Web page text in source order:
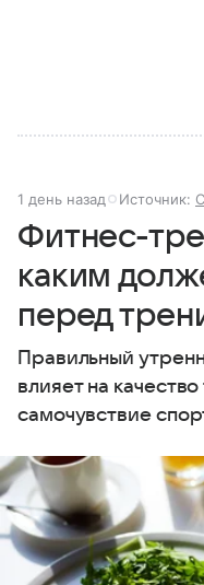
1 день назад Источник:
Фитнес-
каким
перед
Правильный
влияет на
самочувствие